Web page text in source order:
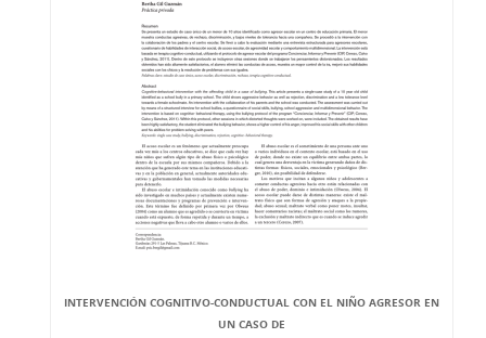
INTERVENCIÓN COGNITIVO-CONDUCTUAL CON EL NIÑO AGRESOR EN
UN CASO DE